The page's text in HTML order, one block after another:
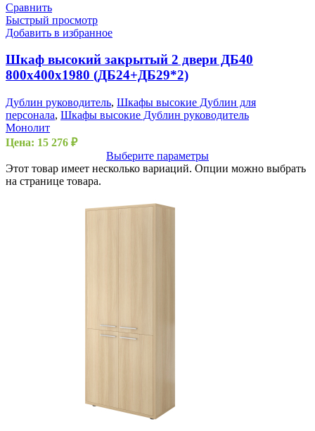
Сравнить
Быстрый просмотр
Добавить в избранное
Шкаф высокий закрытый 2 двери ДБ40
800х400х1980 (ДБ24+ДБ29*2)
Дублин руководитель, Шкафы высокие Дублин для
персонала, Шкафы высокие Дублин руководитель
Монолит
Цена: 15 276 ₽
Выберите параметры
Этот товар имеет несколько вариаций. Опции можно выбрать
на странице товара.